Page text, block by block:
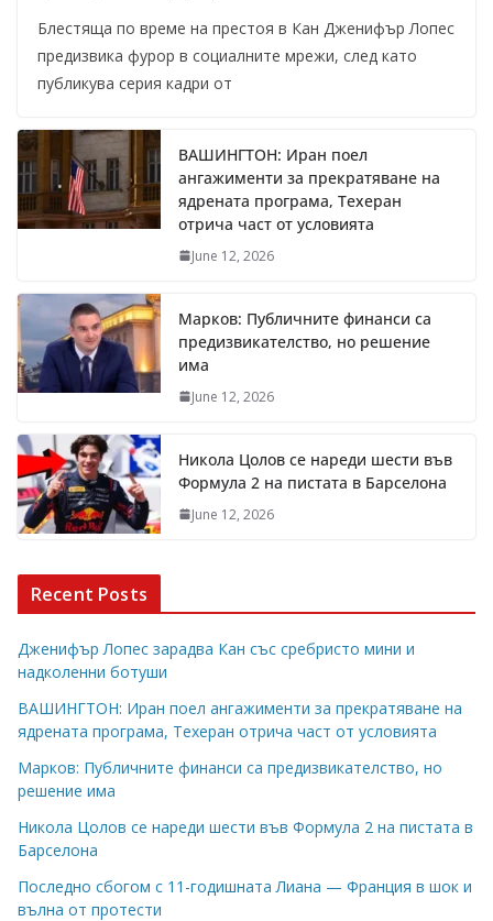
Блестяща по време на престоя в Кан Дженифър Лопес
предизвика фурор в социалните мрежи, след като
публикува серия кадри от
ВАШИНГТОН: Иран поел
ангажименти за прекратяване на
ядрената програма, Техеран
отрича част от условията
June 12, 2026
Марков: Публичните финанси са
предизвикателство, но решение
има
June 12, 2026
Никола Цолов се нареди шести във
Формула 2 на пистата в Барселона
June 12, 2026
Recent Posts
Дженифър Лопес зарадва Кан със сребристо мини и
надколенни ботуши
ВАШИНГТОН: Иран поел ангажименти за прекратяване на
ядрената програма, Техеран отрича част от условията
Марков: Публичните финанси са предизвикателство, но
решение има
Никола Цолов се нареди шести във Формула 2 на пистата в
Барселона
Последно сбогом с 11-годишната Лиана — Франция в шок и
вълна от протести